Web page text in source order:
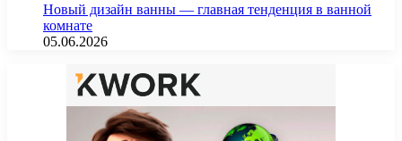
Новый дизайн ванны — главная тенденция в ванной
комнате
05.06.2026